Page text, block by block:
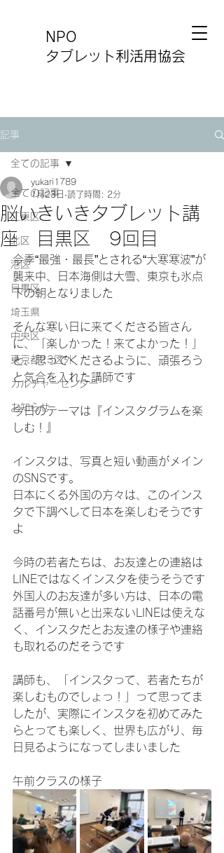
NPO
タブレット利活用協会
記事
全ての記事
江東区
北区
港区
目黒区
埼玉県
中央区
東京都23区外
カルチャーセンター
お知らせ
全ての記事
脳いきいきタブレット講
座 目黒区 9回目
yukari1789
1月23日 読了時間: 2分
今季“最強・最長”とされる“大寒寒波”が
襲来中、日本海側は大雪、東京も氷点
下の朝となりました
そんな寒い日に来てくださる皆さん
に、「楽しかった！来てよかった！」
と、思ってくださるように、頑張ろう
と気合を入れた講師です
今日のテーマは『インスタグラムを楽
しむ！』
インスタは、写真と短い動画がメイン
のSNSです。
日本にくる外国の方々は、このインス
タで下調べして日本を楽しむそうです
よ
今時の若者たちは、お友達との連絡は
LINEではなくインスタを使うそうです
外国人のお友達が多い方は、日本の電
話番号が無いと出来ないLINEは使えな
く、インスタだとお友達の様子や連絡
も取れるのだそうです
講師も、「インスタって、若者たちが
楽しむものでしょっ！」って思ってま
したが、実際にインスタを初めてみた
らとっても楽しく、世界も広がり、毎
日見るようになってしまいました
午前クラスの様子